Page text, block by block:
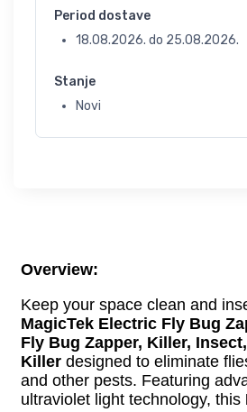
Period dostave
18.08.2026. do 25.08.2026.
Stanje
Novi